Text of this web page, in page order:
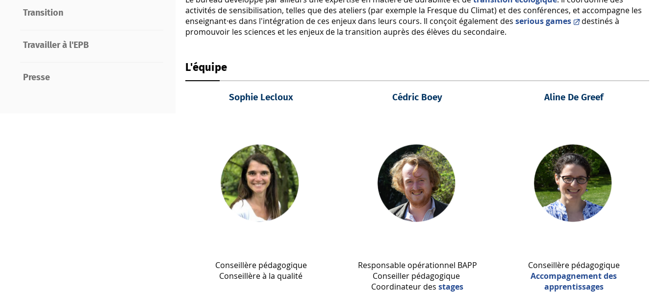
Transition
Travailler à l'EPB
Presse
activités de sensibilisation, telles que des ateliers (par exemple la Fresque du Climat) et des conférences, et accompagne les
enseignant·es dans l'intégration de ces enjeux dans leurs cours. Il conçoit également desserious games
destinés à
promouvoir les sciences et les enjeux de la transition auprès des élèves du secondaire.
L'équipe
Sophie Lecloux
Conseillère pédagogique
Conseillère à la qualité
Cédric Boey
Responsable opérationnel BAPP
Conseiller pédagogique
Coordinateur desstages
Aline De Greef
Conseillère pédagogique
Accompagnement des
apprentissages